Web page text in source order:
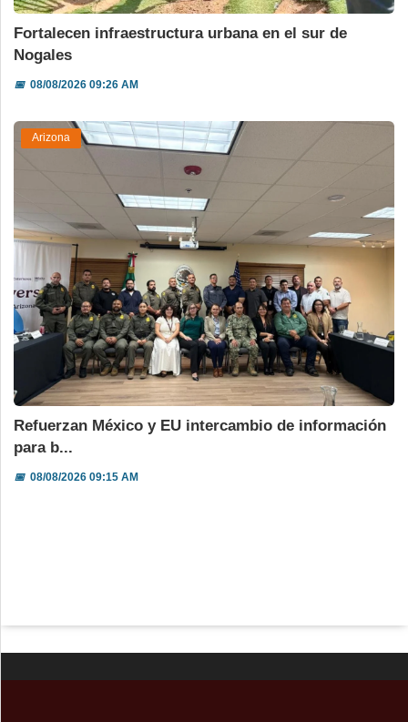
Fortalecen infraestructura urbana en el sur de
Nogales
📅08/08/2026 09:26 AM
Arizona
Refuerzan México y EU intercambio de información
para b...
📅08/08/2026 09:15 AM